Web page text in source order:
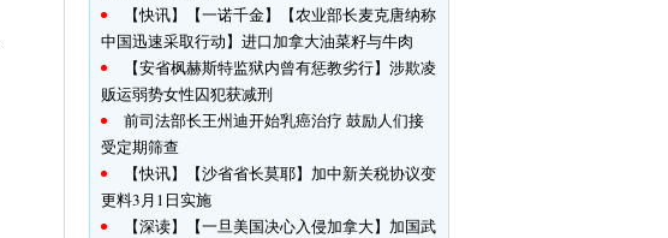
【快讯】【一诺千金】【农业部长麦克唐纳称
中国迅速采取行动】进口加拿大油菜籽与牛肉
【安省枫赫斯特监狱内曾有惩教劣行】涉欺凌
贩运弱势女性囚犯获减刑
前司法部长王州迪开始乳癌治疗 鼓励人们接
受定期筛查
【快讯】【沙省省长莫耶】加中新关税协议变
更料3月1日实施
【深读】【一旦美国决心入侵加拿大】加国武